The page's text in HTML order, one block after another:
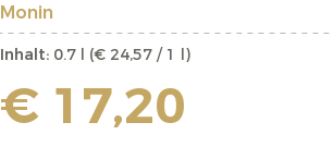
Monin
Inhalt: 0.7 l (€ 24,57 / 1 l)
€ 17,20